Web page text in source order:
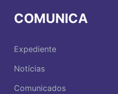
COMUNICA
Expediente
Notícias
Comunicados